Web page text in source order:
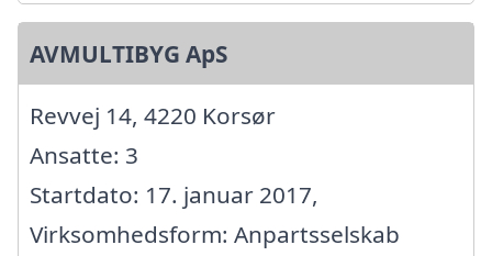
AVMULTIBYG ApS
Revvej 14, 4220 Korsør
Ansatte: 3
Startdato: 17. januar 2017,
Virksomhedsform: Anpartsselskab